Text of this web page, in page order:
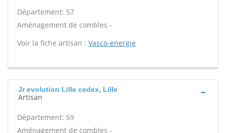
Département: 57
Aménagement de combles -
Voir la fiche artisan : Vasco-energie
Jr evolution Lille cedex, Lille
Artisan
Département: 59
Aménagement de combles -